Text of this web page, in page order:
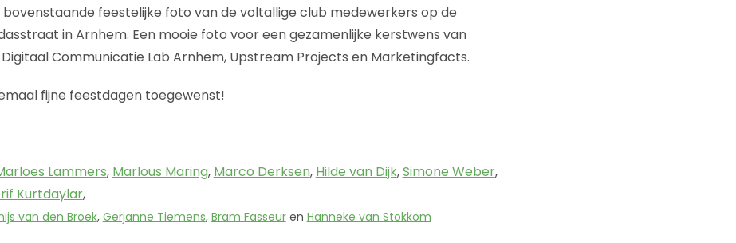
bovenstaande feestelijke foto van de voltallige club medewerkers op de
in Arnhem. Een mooie foto voor een gezamenlijke kerstwens van
Communicatie Lab Arnhem, Upstream Projects en Marketingfacts.
fijne feestdagen toegewenst!
Lammers, Marlous Maring, Marco Derksen, Hilde van Dijk,Simone Weber,
Kurtdaylar,
van den Broek, Gerjanne Tiemens, Bram Fasseuren Hanneke van Stokkom